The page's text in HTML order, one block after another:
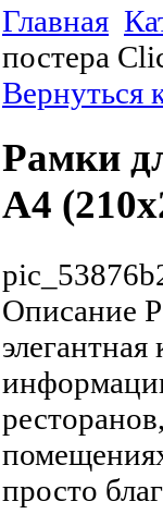
Главная
постера
Вернуться
Рамки
А4
Описание
просто